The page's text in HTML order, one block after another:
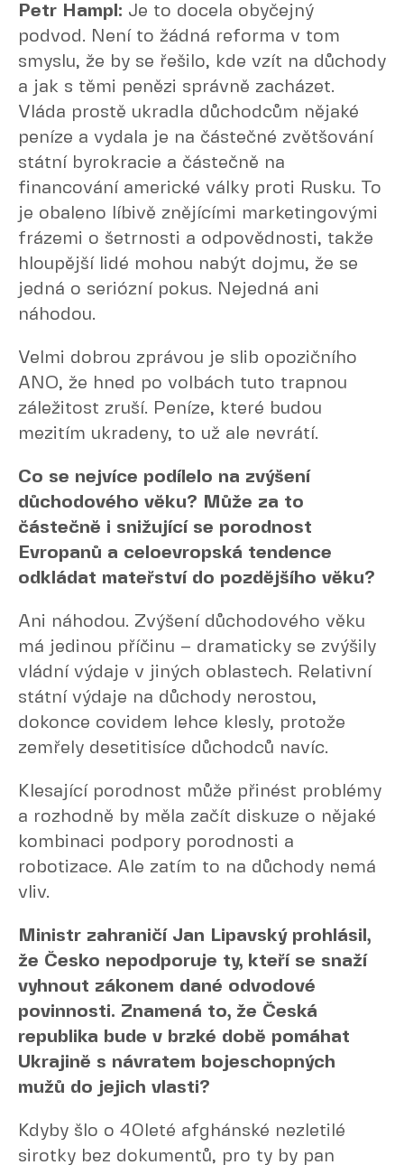
Petr Hampl: Je to docela obyčejný
podvod. Není to žádná reforma v tom
smyslu, že by se řešilo, kde vzít na důchody
a jak s těmi penězi správně zacházet.
Vláda prostě ukradla důchodcům nějaké
peníze a vydala je na částečné zvětšování
státní byrokracie a částečně na
financování americké války proti Rusku. To
je obaleno líbivě znějícími marketingovými
frázemi o šetrnosti a odpovědnosti, takže
hloupější lidé mohou nabýt dojmu, že se
jedná o seriózní pokus. Nejedná ani
náhodou.
Velmi dobrou zprávou je slib opozičního
ANO, že hned po volbách tuto trapnou
záležitost zruší. Peníze, které budou
mezitím ukradeny, to už ale nevrátí.
Co se nejvíce podílelo na zvýšení
důchodového věku? Může za to
částečně i snižující se porodnost
Evropanů a celoevropská tendence
odkládat mateřství do pozdějšího věku?
Ani náhodou. Zvýšení důchodového věku
má jedinou příčinu – dramaticky se zvýšily
vládní výdaje v jiných oblastech. Relativní
státní výdaje na důchody nerostou,
dokonce covidem lehce klesly, protože
zemřely desetitisíce důchodců navíc.
Klesající porodnost může přinést problémy
a rozhodně by měla začít diskuze o nějaké
kombinaci podpory porodnosti a
robotizace. Ale zatím to na důchody nemá
vliv.
Ministr zahraničí Jan Lipavský prohlásil,
že Česko nepodporuje ty, kteří se snaží
vyhnout zákonem dané odvodové
povinnosti. Znamená to, že Česká
republika bude v brzké době pomáhat
Ukrajině s návratem bojeschopných
mužů do jejich vlasti?
Kdyby šlo o 40leté afghánské nezletilé
sirotky bez dokumentů, pro ty by pan